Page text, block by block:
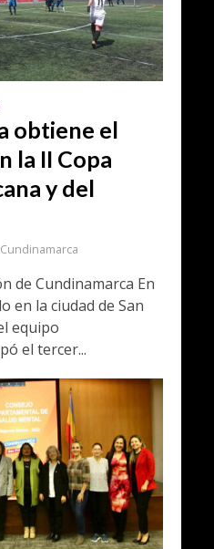
obtiene el
la II Copa
y del
de Cundinamarca En
en la ciudad de San
equipo
el tercer...